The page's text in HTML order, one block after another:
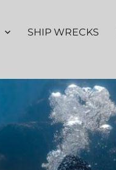
SHIP WRECKS